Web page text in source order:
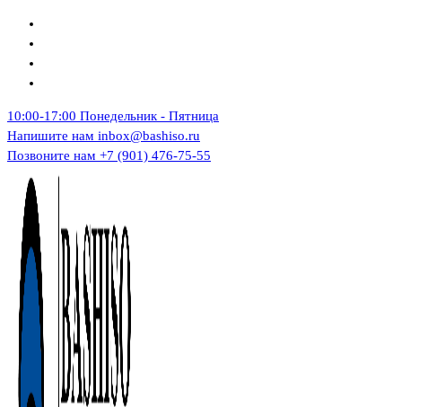
Перейти
содержимому
10:00-17:00 Понедельник - Пятница
Напишите нам inbox@bashiso.ru
Позвоните нам +7 (901) 476-75-55